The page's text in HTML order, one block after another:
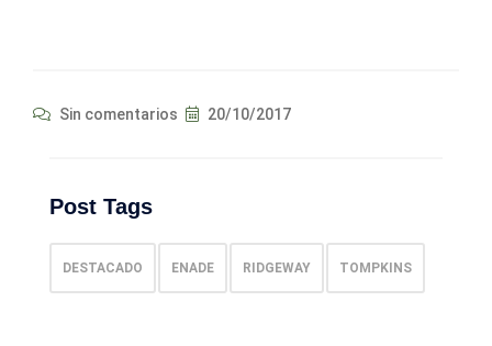
Sin comentarios 20/10/2017
Post Tags
DESTACADO ENADE RIDGEWAY TOMPKINS